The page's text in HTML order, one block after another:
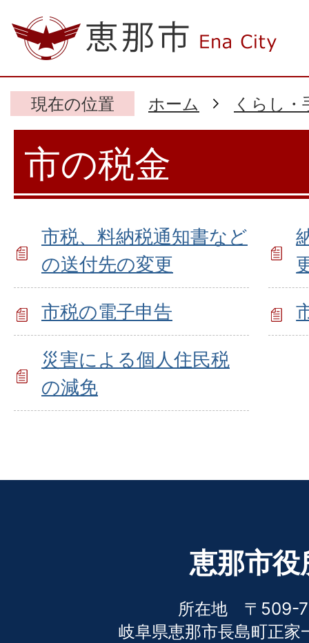
現在の位置 ホーム くらし・
市の税金
市税、料納税通知書など
の送付先の変更
市税の電子申告
災害による個人住民税
の減免
恵那市役
所在地 〒509-
岐阜県恵那市長島町正家